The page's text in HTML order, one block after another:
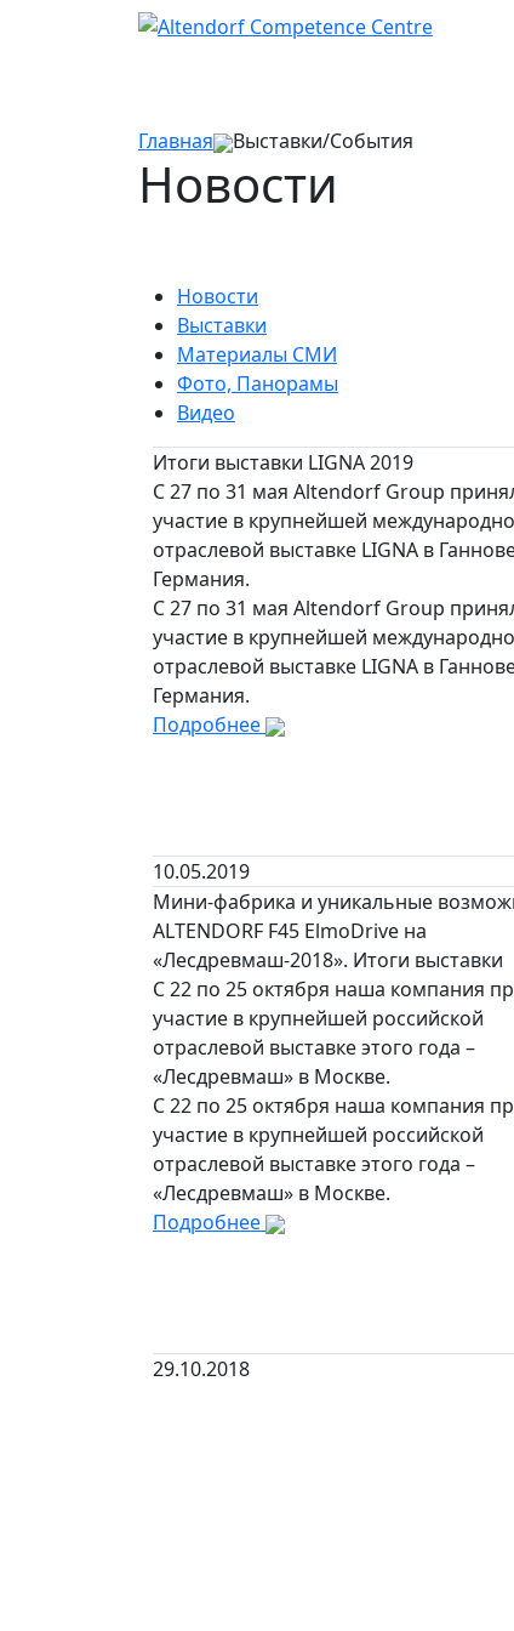
Главная Выставки/События
Новости
Новости
Выставки
Материалы СМИ
Фото, Панорамы
Видео
Итоги выставки LIGNA 2019
С 27 по 31 мая Altendorf Group
участие в крупнейшей
отраслевой выставке LIGNA в
Германия.
С 27 по 31 мая Altendorf Group
участие в крупнейшей
отраслевой выставке LIGNA в
Германия.
Подробнее
10.05.2019
Мини-фабрика и уникальные
ALTENDORF F45 ElmoDrive на
«Лесдревмаш-2018». Итоги выставки
С 22 по 25 октября наша компания
участие в крупнейшей российской
отраслевой выставке этого года –
«Лесдревмаш» в Москве.
С 22 по 25 октября наша компания
участие в крупнейшей российской
отраслевой выставке этого года –
«Лесдревмаш» в Москве.
Подробнее
29.10.2018